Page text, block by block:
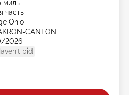
миль
часть
Ohio
CANTON
2026
bid